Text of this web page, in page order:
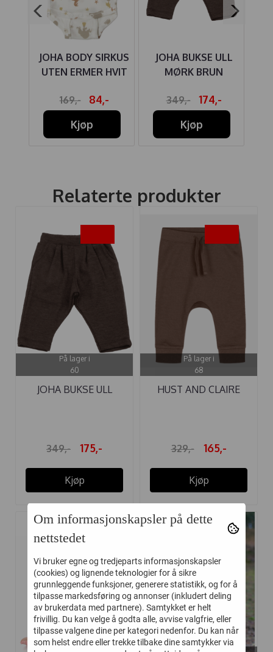
JOHA BODY SIRKUS
UTEN ERMER HVIT
169,-
84,-
Kjøp
JOHA BUKSE ULL
MØRK BRUN
349,-
174,-
Kjøp
Relaterte produkter
På lager i
60
JOHA BUKSE ULL
349,- 175,-
Kjøp
På lager i
68
HUST AND CLAIRE
329,- 165,-
Kjøp
Om informasjonskapsler på dette
nettstedet
Vi bruker egne og tredjeparts informasjonskapsler
(cookies) og lignende teknologier for å sikre
grunnleggende funksjoner, generere statistikk, og for å
tilpasse markedsføring og annonser (inkludert deling
av brukerdata med partnere). Samtykket er helt
frivillig. Du kan velge å godta alle, avvise valgfrie, eller
tilpasse valgene dine per kategori nedenfor. Du kan når
som helst endre eller trekke tilbake dine samtykker via